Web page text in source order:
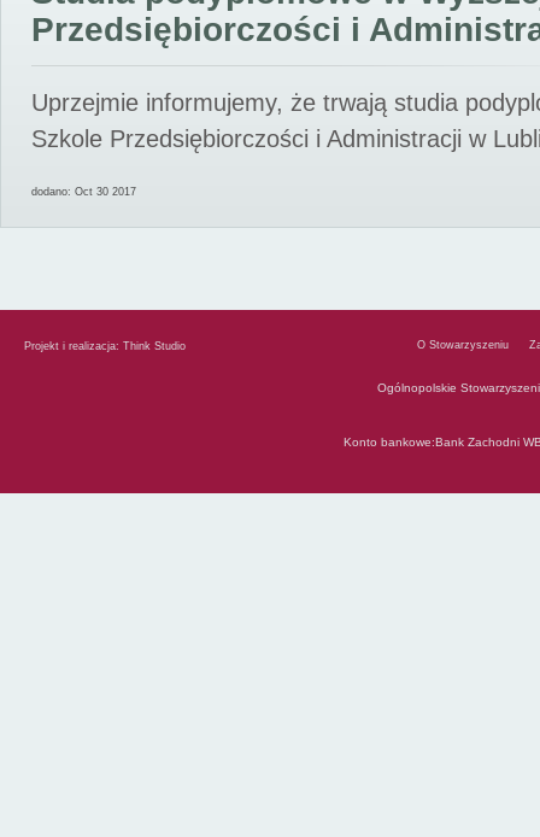
Przedsiębiorczości i
Uprzejmie informujemy, że trwają studia
Szkole Przedsiębiorczości i Administracji w
dodano: Oct 30 2017
Projekt i realizacja: Think Studio O Stowarzyszeniu
Ogólnopolskie
Konto bankowe:Bank Zachodni